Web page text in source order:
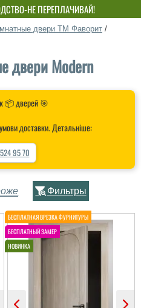
НЕ ПЕРЕПЛАЧИВАЙ!
двери ТМ Фаворит /
двери Modern
📦 дверей 🎯
доставки. Детальніше:
95 70
Фильтры